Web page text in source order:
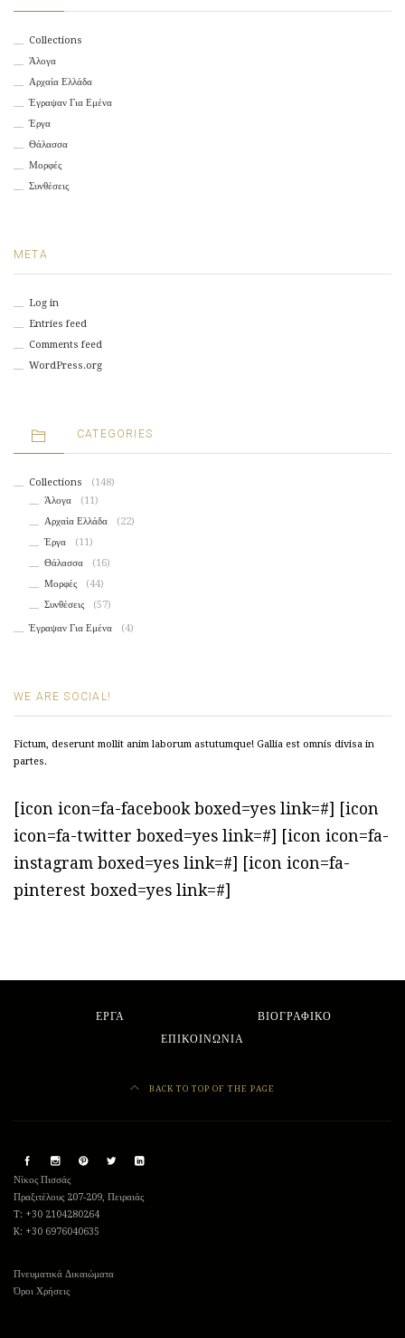
Collections
Άλογα
Αρχαία Ελλάδα
Έγραψαν Για Εμένα
Έργα
Θάλασσα
Μορφές
Συνθέσεις
META
Log in
Entries feed
Comments feed
WordPress.org
CATEGORIES
Collections
(148)
Άλογα
(11)
Αρχαία Ελλάδα
(22)
Έργα
(11)
Θάλασσα
(16)
Μορφές
(44)
Συνθέσεις
(57)
Έγραψαν Για Εμένα (4)
WE ARE SOCIAL!
Fictum, deserunt mollit anim laborum astutumque! Gallia est omnis divisa in
partes.
[icon icon=fa-facebook boxed=yes link=#] [icon
icon=fa-twitter boxed=yes link=#] [icon icon=fa-
instagram boxed=yes link=#] [icon icon=fa-
pinterest boxed=yes link=#]
ΕΡΓΑ
ΒΙΟΓΡΑΦΙΚΟ
ΕΠΙΚΟΙΝΩΝΙΑ
BACK TO TOP OF THE PAGE
Νίκος Πισσάς
Πραξιτέλους 207-209, Πειραιάς
T: +30 2104280264
K: +30 6976040635
Πνευματικά Δικαιώματα
Όροι Χρήσεις